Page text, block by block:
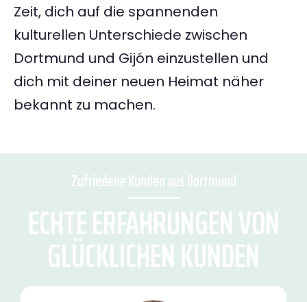
Zeit, dich auf die spannenden
kulturellen Unterschiede zwischen
Dortmund und Gijón einzustellen und
dich mit deiner neuen Heimat näher
bekannt zu machen.
Zufriedene Kunden aus Dortmund
ECHTE ERFAHRUNGEN VON
GLÜCKLICHEN KUNDEN